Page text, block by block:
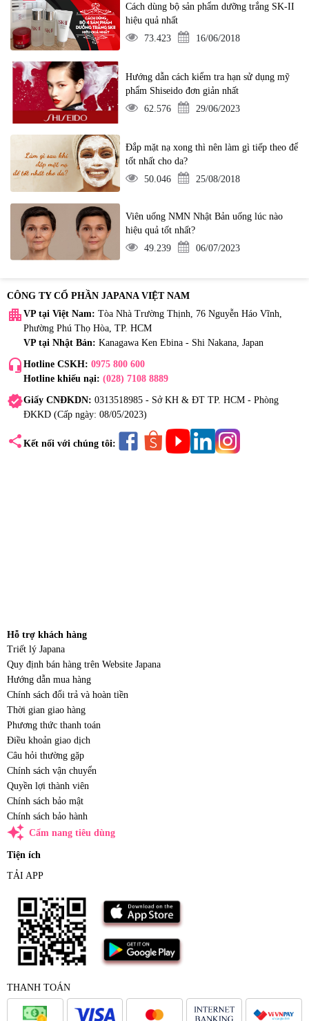
Cách dùng bộ sản phẩm dưỡng trắng SK-II
hiệu quả nhất
73.423
16/06/2018
Hướng dẫn cách kiểm tra hạn sử dụng mỹ
phẩm Shiseido đơn giản nhất
62.576
29/06/2023
Đắp mặt nạ xong thì nên làm gì tiếp theo để
tốt nhất cho da?
50.046
25/08/2018
Viên uống NMN Nhật Bản uống lúc nào
hiệu quả tốt nhất?
49.239
06/07/2023
CÔNG TY CỔ PHẦN JAPANA VIỆT NAM
apartment VP tại Việt Nam: Tòa Nhà Trường Thịnh, 76 Nguyễn Háo Vĩnh,
Phường Phú Thọ Hòa, TP. HCM
VP tại Nhật Bản: Kanagawa Ken Ebina - Shi Nakana, Japan
headset_mic Hotline CSKH: 0975 800 600
Hotline khiếu nại: (028) 7108 8889
verifiedGiấy CNĐKDN: 0313518985 - Sở KH & ĐT TP. HCM - Phòng
ĐKKD (Cấp ngày: 08/05/2023)
share Kết nối với chúng tôi:
Hỗ trợ khách hàng
Triết lý Japana
Quy định bán hàng trên Website Japana
Hướng dẫn mua hàng
Chính sách đổi trả và hoàn tiền
Thời gian giao hàng
Phương thức thanh toán
Điều khoản giao dịch
Câu hỏi thường gặp
Chính sách vận chuyển
Quyền lợi thành viên
Chính sách bảo mật
Chính sách bảo hành
auto_awesome Cẩm nang tiêu dùng
Tiện ích
TẢI APP
THANH TOÁN